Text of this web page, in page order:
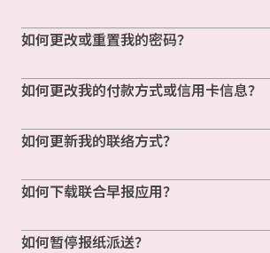
如何更改或重置我的密码？
如何更改我的付款方式或信用卡信息？
如何更新我的联络方式？
如何下载联合早报应用？
如何暂停报纸派送？